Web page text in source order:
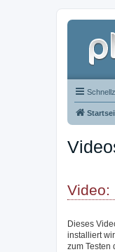
Video:
Dieses
installiert
zum Testen